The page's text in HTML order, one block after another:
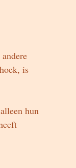
is
hun